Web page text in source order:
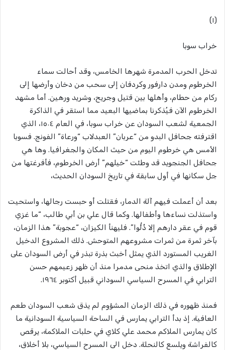
(١)
خراب سوبا
تدخل الحرب المدمرة شهرها الخامس، وقد أحالت سماء
الخرطوم ومدن دارفور وكردفان إلى سحب من دخان وأرضها إلى
ركام من حطام، وأهلها بين قتيل وجريح، وشريد ورهين. أما مشهد
الخرطوم الآن فيُذكرنا بماضيها البعيد مما استقر في الذاكرة
الجمعية لشعب السودان عن خراب سوبا، في العام ١٥٠٤، الذي
اقترفته جحافل البدو من “عربان” العبدلاب “ورعاة” الفونج. فسوبا
الأمس هي خرطوم اليوم من حيث المكان والجغرافيا. وها هي
جحافل الجنجويد قد وطئت “خيلهم” أرض الخرطوم، فأفرغتها من
جل سكانها في أول سابقة في تاريخ السودان الحديث،
بعد أن أعملت فيهم آلة الدمار، فقتلت أو حبست رجالها، واستحيت
واستذلت نساءها وأطفالها. وكما قال علي بن أبي طالب، “ما غزي
قوم في عقر دارهم إلا ذُلُّوا”. فليهنأ الكيزان، “عجوبة” هذا الزمان،
بآخر ثمرة من ثمرات مشروعهم المتوحش. ذلك المشروع الدخيل
الغريب المستورد الذي يمثل أخبث بذرة تبذر في أرض السودان على
الإطلاق والذي اتخذ منحى مدمرا منذ أن ظهر زعيمهم حسن
الترابي في المسرح السياسي السوداني قبيل أكتوبر ١٩٦٤.
فمنذ ظهوره في ذلك الزمان المشؤوم لم يذق شعب السودان طعم
العافية. إذ بدأ الترابي يمارس في الساحة السياسية السودانية ما
كان يمارس الملاكم محمد علي كلاي في حلبات الملاكمة، يرقص
كالفراشة ويلسع كالنحلة. دخل الى المسرح السياسي، بلا أخلاق،